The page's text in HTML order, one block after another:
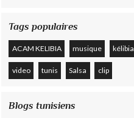
Tags populaires
ACAM KELIBIA musique kélibia
video tunis Salsa clip
Blogs tunisiens